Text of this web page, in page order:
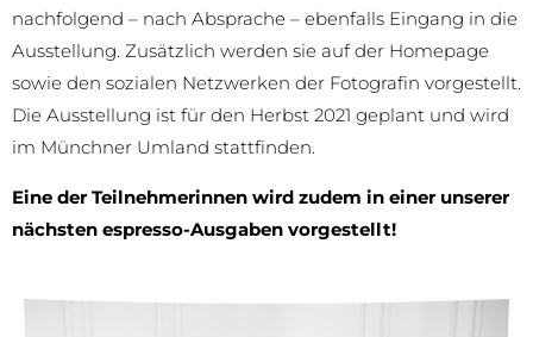
nachfolgend – nach Absprache – ebenfalls Eingang in die
Ausstellung. Zusätzlich werden sie auf der Homepage
sowie den sozialen Netzwerken der Fotografin vorgestellt.
Die Ausstellung ist für den Herbst 2021 geplant und wird
im Münchner Umland stattfinden.
Eine der Teilnehmerinnen wird zudem in einer unserer
nächsten espresso-Ausgaben vorgestellt!